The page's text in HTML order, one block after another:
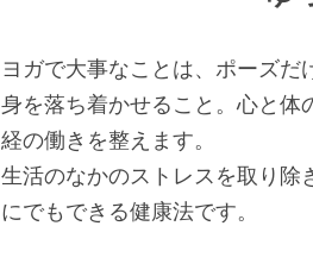
ヨガで大事なことは、ポーズだ
身を落ち着かせること。心と体
経の働きを整えます。
生活のなかのストレスを取り除
にでもできる健康法です。